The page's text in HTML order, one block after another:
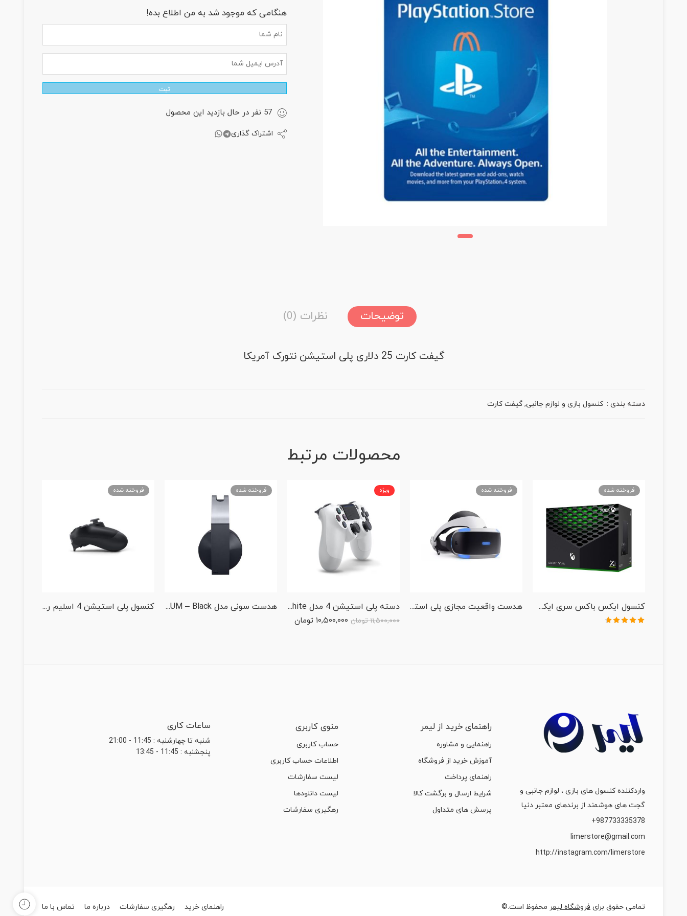
هنگامی که موجود شد به من اطلاع بده!
ثبت
57 نفر در حال بازدید این محصول
اشتراک گذاری
توضیحات نظرات (0)
گیفت کارت 25 دلاری پلی استیشن نتورک آمریکا
دسته بندی : کنسول بازی و لوازم جانبی,گیفت کارت
محصولات مرتبط
فروخته شده
کنسول ایکس باکس سری ایکس با حافظه SSD 1TB
فروخته شده
هدست واقعیت مجازی پلی استیشن وی آر مدل Mega Pack Bundle به همراه پنج بازی
ویژه
دسته پلی استیشن 4 مدل Dualshock 4 Controller – Glacier White
۱۱,۵۰۰,۰۰۰ تومان ۱۰,۵۰۰,۰۰۰ تومان
فروخته شده
هدست سونی مدل PLATINUM – Black
فروخته شده
کنسول پلی استیشن 4 اسلیم ریجن یک امریکا کد CUH2215B با هارد یک ترابایت
واردکننده کنسول های بازی ، لوازم جانبی و
گجت های هوشمند از برندهای معتبر دنیا
987733335378+
limerstore@gmail.com
http://instagram.com/limerstore
راهنمای خرید از لیمر
راهنمایی و مشاوره
آموزش خرید از فروشگاه
راهنمای پرداخت
شرایط ارسال و برگشت کالا
پرسش های متداول
منوی کاربری
حساب کاربری
اطلاعات حساب کاربری
لیست سفارشات
لیست دانلودها
رهگیری سفارشات
ساعات کاری
شنبه تا چهارشنبه : 11:45 - 21:00
پنجشنبه : 11:45 - 13:45
تمامی حقوق برای فروشگاه لیمر محفوظ است.© راهنمای خرید رهگیری سفارشات درباره ما تماس با ما